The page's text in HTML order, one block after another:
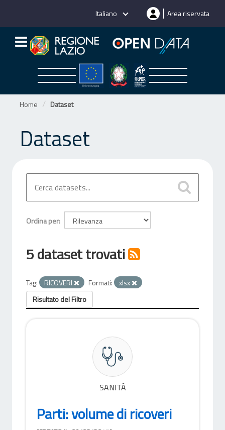
Italiano Area riservata
Home Dataset
Dataset
Ordina per
5 dataset trovati
Tag: RICOVERI Formati:
xlsx
Risultato del Filtro
SANITÀ
Parti: volume di ricoveri